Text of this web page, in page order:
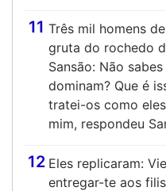
11 Três mil homens
gruta do rochedo
Sansão: Não
dominam? Que é
tratei-os como
mim, respondeu
12 Eles replicaram:
entregar-te aos